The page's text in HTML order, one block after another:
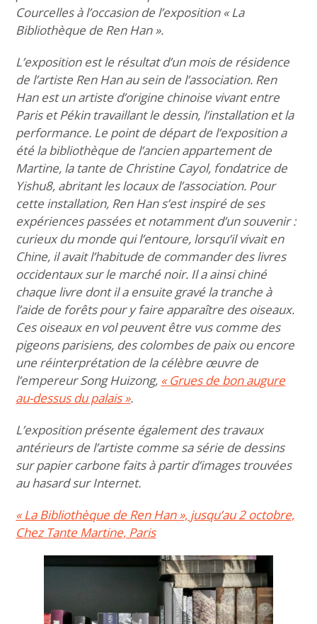
Courcelles à l’occasion de l’exposition « La
Bibliothèque de Ren Han ».
L’exposition est le résultat d’un mois de résidence
de l’artiste Ren Han au sein de l’association. Ren
Han est un artiste d’origine chinoise vivant entre
Paris et Pékin travaillant le dessin, l’installation et la
performance. Le point de départ de l’exposition a
été la bibliothèque de l’ancien appartement de
Martine, la tante de Christine Cayol, fondatrice de
Yishu8, abritant les locaux de l’association. Pour
cette installation, Ren Han s’est inspiré de ses
expériences passées et notamment d’un souvenir :
curieux du monde qui l’entoure, lorsqu’il vivait en
Chine, il avait l’habitude de commander des livres
occidentaux sur le marché noir. Il a ainsi chiné
chaque livre dont il a ensuite gravé la tranche à
l’aide de forêts pour y faire apparaître des oiseaux.
Ces oiseaux en vol peuvent être vus comme des
pigeons parisiens, des colombes de paix ou encore
une réinterprétation de la célèbre œuvre de
l’empereur Song Huizong, « Grues de bon augure
au-dessus du palais ».
L’exposition présente également des travaux
antérieurs de l’artiste comme sa série de dessins
sur papier carbone faits à partir d’images trouvées
au hasard sur Internet.
« La Bibliothèque de Ren Han », jusqu’au 2 octobre,
Chez Tante Martine, Paris